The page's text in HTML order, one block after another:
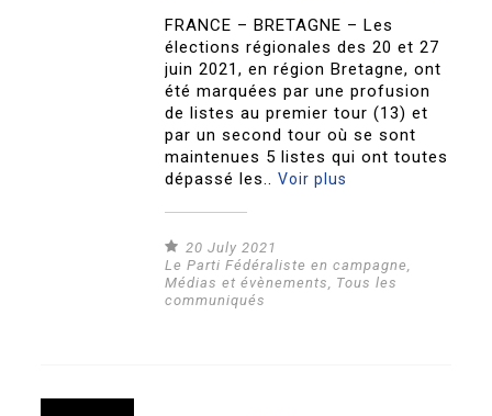
FRANCE – BRETAGNE – Les
élections régionales des 20 et 27
juin 2021, en région Bretagne, ont
été marquées par une profusion
de listes au premier tour (13) et
par un second tour où se sont
maintenues 5 listes qui ont toutes
dépassé les..Voir plus
20 July 2021
Le Parti Fédéraliste en campagne,
Médias et évènements, Tous les
communiqués